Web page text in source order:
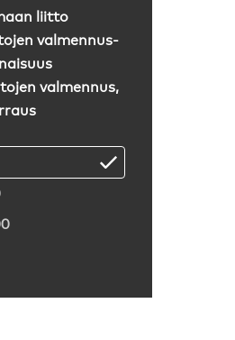
liitto
valmennus-
valmennus,